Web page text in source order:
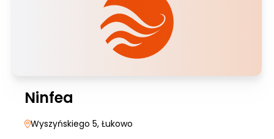
Ninfea
Wyszyńskiego 5, Łukowo